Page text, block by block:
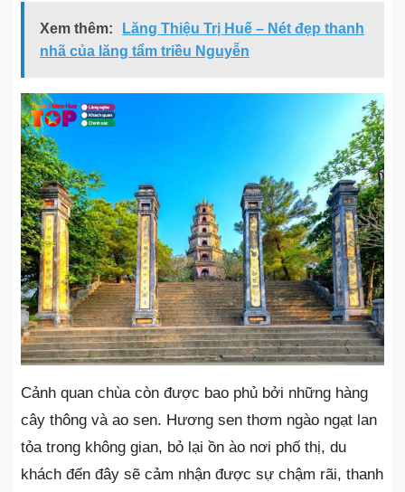
Xem thêm:
Lăng Thiệu Trị Huế – Nét đẹp thanh
nhã của lăng tẩm triều Nguyễn
Cảnh quan chùa còn được bao phủ bởi những hàng
cây thông và ao sen. Hương sen thơm ngào ngạt lan
tỏa trong không gian, bỏ lại ồn ào nơi phố thị, du
khách đến đây sẽ cảm nhận được sự chậm rãi, thanh